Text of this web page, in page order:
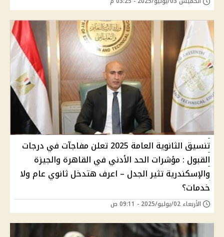
تنسيق الثانوية العامة 2025 تعلن مفاجآت في درجات
القبول : مؤشرات الحد الأدني في القاهرة والجيزة
والإسكندرية تثير الجدل – اعرف هتدخل ثانوي عام ولا
خدمات؟
الأربعاء 02/يوليو/2025 - 09:11 ص